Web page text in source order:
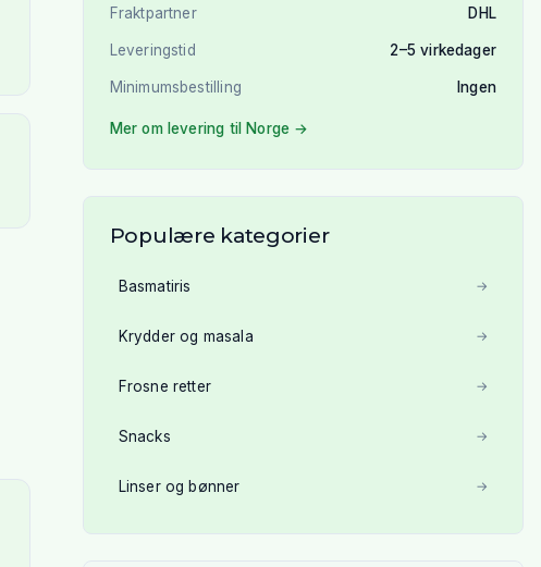
Fraktpartner DHL
Leveringstid 2–5 virkedager
Minimumsbestilling Ingen
Mer om levering til Norge →
Populære kategorier
Basmatiris →
Krydder og masala →
Frosne retter →
Snacks →
Linser og bønner →